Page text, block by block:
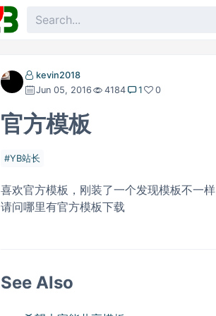
kevin2018
Jun 05, 2016
4184 1 0
官方模板
YB站长
喜欢官方模板，刚装了一个发现模板不一样
请问哪里有官方模板下载
See Also